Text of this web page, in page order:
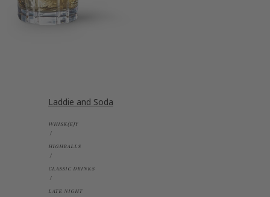
Laddie and Soda
WHISK(E)Y
HIGHBALLS
CLASSIC DRINKS
LATE NIGHT